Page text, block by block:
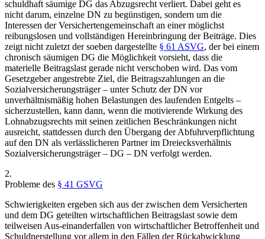
schuldhaft säumige DG das Abzugsrecht verliert. Dabei geht es
nicht darum, einzelne DN zu begünstigen, sondern um die
Interessen der Versichertengemeinschaft an einer möglichst
reibungslosen und vollständigen Hereinbringung der Beiträge. Dies
zeigt nicht zuletzt der soeben dargestellte § 61 ASVG, der bei einem
chronisch säumigen DG die Möglichkeit vorsieht, dass die
materielle Beitragslast gerade nicht verschoben wird. Das vom
Gesetzgeber angestrebte Ziel, die Beitragszahlungen an die
Sozialversicherungsträger – unter Schutz der DN vor
unverhältnismäßig hohen Belastungen des laufenden Entgelts –
sicherzustellen, kann dann, wenn die motivierende Wirkung des
Lohnabzugsrechts mit seinen zeitlichen Beschränkungen nicht
ausreicht, stattdessen durch den Übergang der Abfuhrverpflichtung
auf den DN als verlässlicheren Partner im Dreiecksverhältnis
Sozialversicherungsträger – DG – DN verfolgt werden.
2.
Probleme des § 41 GSVG
Schwierigkeiten ergeben sich aus der zwischen dem Versicherten
und dem DG geteilten wirtschaftlichen Beitragslast sowie dem
teilweisen Aus-einanderfallen von wirtschaftlicher Betroffenheit und
Schuldnerstellung vor allem in den Fällen der Rückabwicklung